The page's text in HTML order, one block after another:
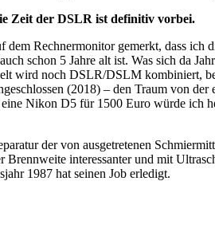
Zeit der DSLR ist definitiv vorbei.
dem Rechnermonitor gemerkt, dass
schon 5 Jahre alt ist. Was sich da
wird noch DSLR/DSLM kombiniert,
(2018) – den Traum von
Nikon D5 für 1500 Euro würde ich
der von ausgetretenen
Brennweite interessanter und mit
1987 hat seinen Job erledigt.